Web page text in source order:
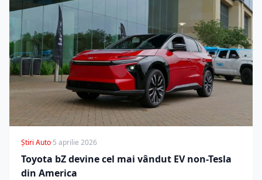
Știri Auto·5 aprilie 2026
Toyota bZ devine cel mai vândut EV non-Tesla
din America